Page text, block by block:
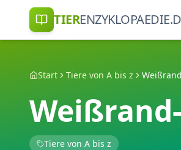
TIER
Start Tiere von A bis z
Tiere von A bis z